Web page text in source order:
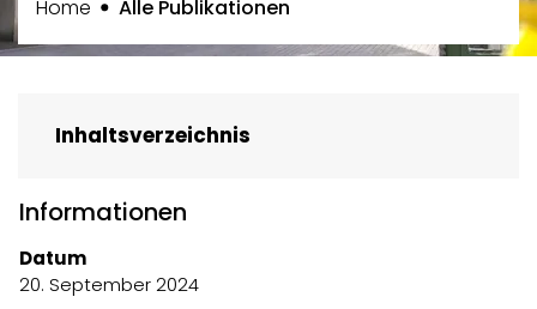
Home Alle Publikationen
Inhaltsverzeichnis
Informationen
Datum
20. September 2024